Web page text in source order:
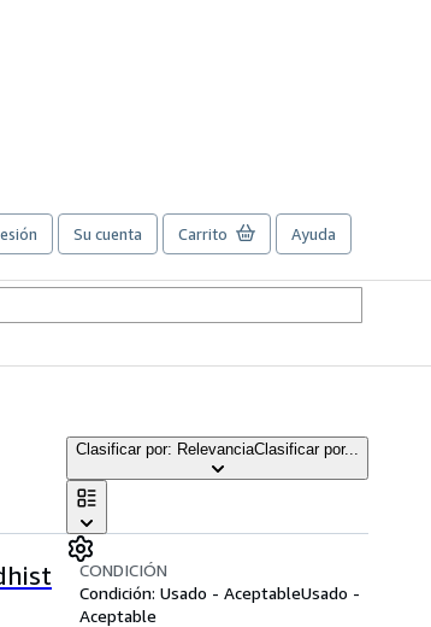
Su cuenta Carrito Ayuda
Clasificar por: RelevanciaClasificar por...
CONDICIÓN
Condición: Usado - AceptableUsado -
Aceptable